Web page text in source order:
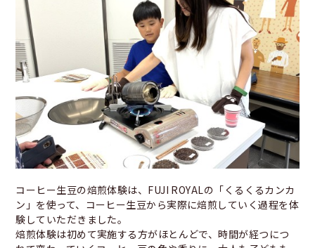
コーヒー生豆の焙煎体験は、FUJI ROYALの「くるくるカンカ
ン」を使って、コーヒー生豆から実際に焙煎していく過程を体
験していただきました。
焙煎体験は初めて実施する方がほとんどで、時間が経つにつ